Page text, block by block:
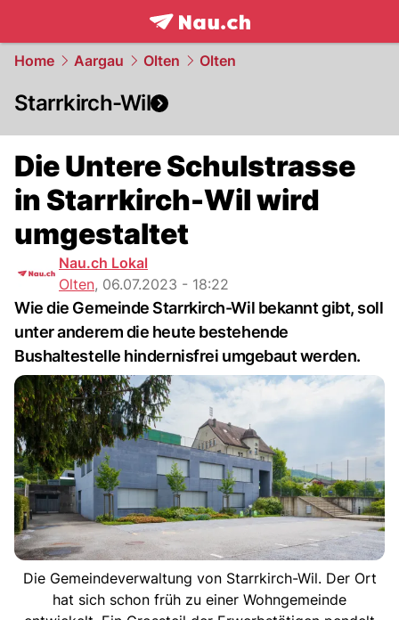
frontpage.NAU.ch
Home Aargau Olten Olten
Starrkirch-Wil
Die Untere Schulstrasse
in Starrkirch-Wil wird
umgestaltet
Nau.ch Lokal
Olten, 06.07.2023 - 18:22
Wie die Gemeinde Starrkirch-Wil bekannt gibt, soll
unter anderem die heute bestehende
Bushaltestelle hindernisfrei umgebaut werden.
Die Gemeindeverwaltung von Starrkirch-Wil. Der Ort
hat sich schon früh zu einer Wohngemeinde